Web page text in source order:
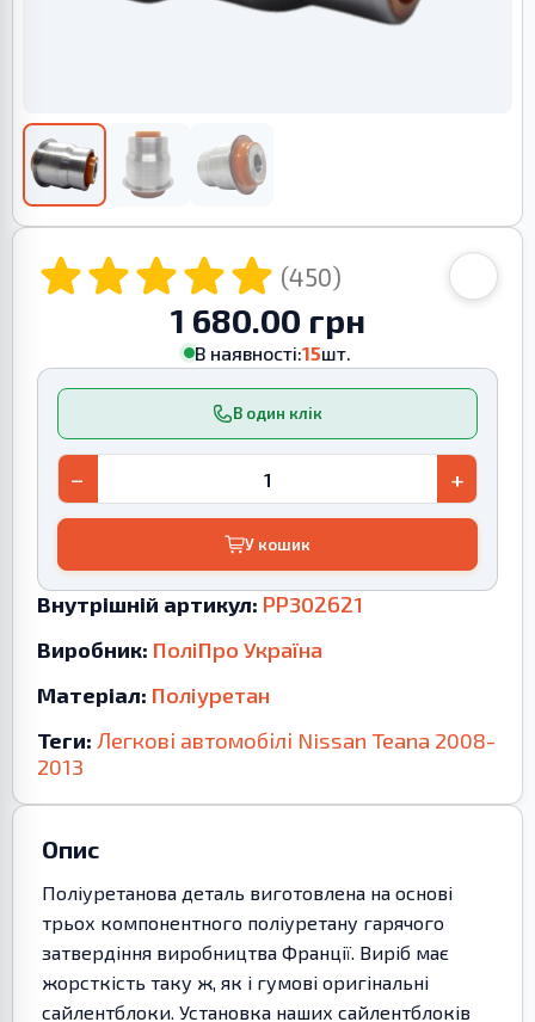
(450)
1 680.00 грн
В наявності:15шт.
В один клік
− +
У кошик
Внутрішній артикул: PP302621
Виробник: ПоліПро Україна
Матеріал: Поліуретан
Теги: Легкові автомобілі Nissan Teana 2008-
2013
Опис
Поліуретанова деталь виготовлена на основі
трьох компонентного поліуретану гарячого
затвердіння виробництва Франції. Виріб має
жорсткість таку ж, як і гумові оригінальні
сайлентблоки. Установка наших сайлентблоків